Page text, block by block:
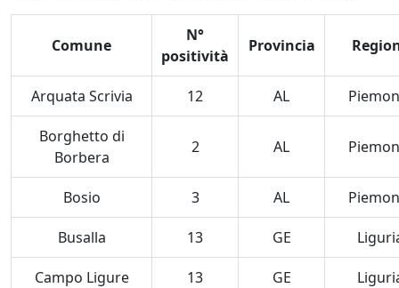
Comune
N°
positività
Provincia
Arquata Scrivia 12 AL
Borghetto di
Borbera
2 AL
Bosio 3 AL
Busalla 13 GE
Campo Ligure 13 GE